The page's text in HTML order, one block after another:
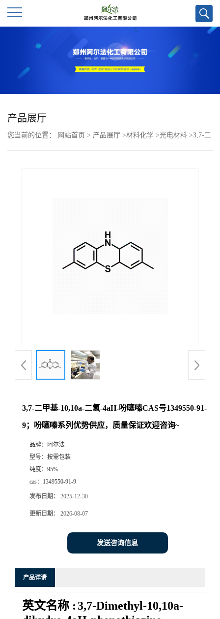
公
厅
留
言
产品展厅
您当前的位置： 网站首页 > 产品展厅 >材料化学 >光电材料 >3,7-二
3,7-二甲基-10,10a-二氢-4aH-吩噻嗪CAS号1349550-91-
9；吩噻嗪系列优势供应，质量保证欢迎咨询~
品牌：
阿尔法
型号： 按需包装
纯度： 95%
cas： 1349550-91-9
发布日期： 2025-12-30
更新日期： 2026-08-07
发送咨询信息
产品详请
英文名称 : 3,7-Dimethyl-10,10a-